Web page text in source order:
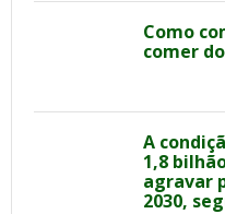
Como
comer
A
1,8
agravar
2030,